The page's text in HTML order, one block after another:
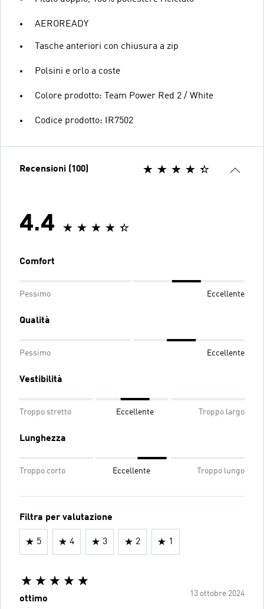
AEROREADY
Tasche anteriori con chiusura a zip
Polsini e orlo a coste
Colore prodotto: Team Power Red 2 / White
Codice prodotto: IR7502
Recensioni (100)
4.4
Comfort
Pessimo Eccellente
Qualità
Pessimo Eccellente
Vestibilità
Troppo stretto Eccellente Troppo largo
Lunghezza
Troppo corto Eccellente Troppo lungo
Filtra per valutazione
5 4 3 2 1
13 ottobre 2024
ottimo